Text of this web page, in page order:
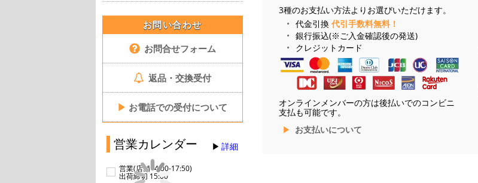
お問い合わせ
お問合せフォーム
返品・交換受付
▶ お電話での受付について
営業カレンダー 詳細
営業(店舗14:00-17:50)
出荷締切 15:00
3種のお支払い方法よりお選びいただけます。
代金引換 代引手数料無料！
銀行振込(※ご入金確認後の発送)
クレジットカード
オンラインメンバーの方は後払いでのコンビニ
支払も可能です。
お支払いについて